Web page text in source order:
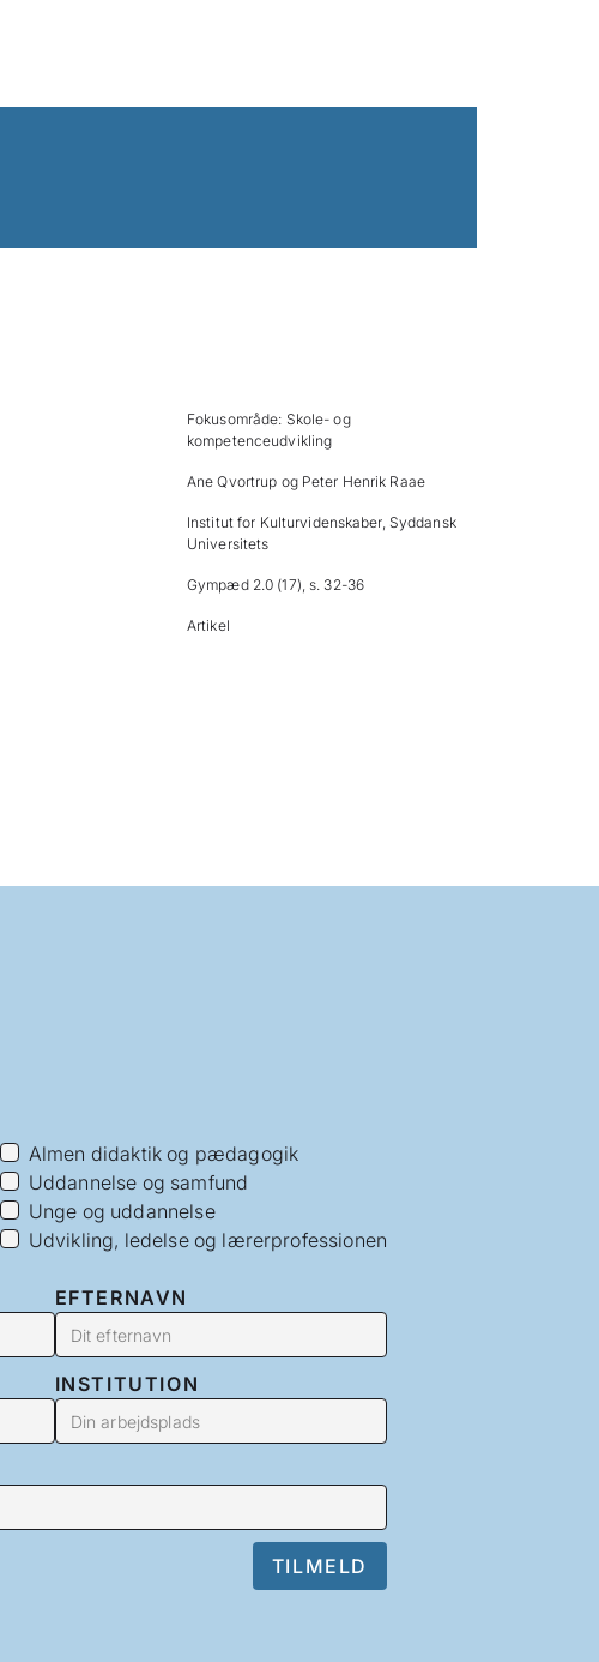
Fokusområde: Skole- og
kompetenceudvikling
Ane Qvortrup og Peter Henrik Raae
Institut for Kulturvidenskaber, Syddansk
Universitets
Gympæd 2.0 (17), s. 32-36
Artikel
Almen didaktik og pædagogik
Uddannelse og samfund
Unge og uddannelse
Udvikling, ledelse og lærerprofessionen
EFTERNAVN
INSTITUTION